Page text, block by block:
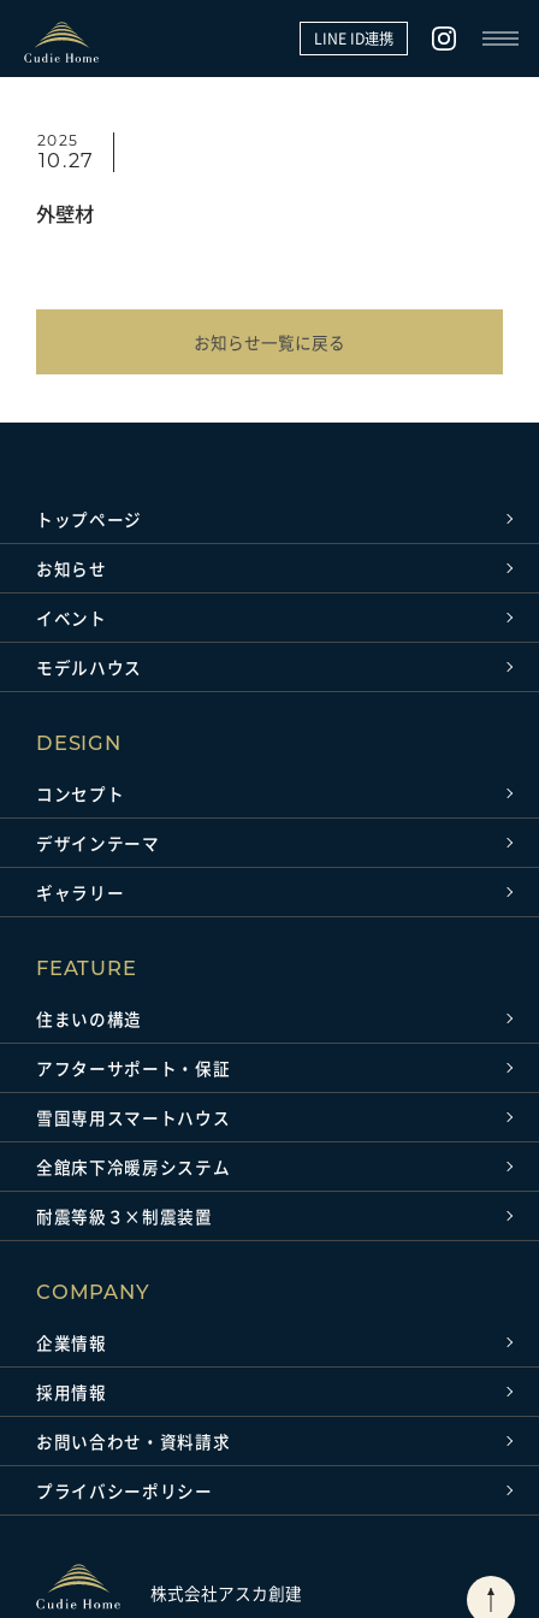
LINE ID連携
2025
10.27
外壁材
お知らせ一覧に戻る
トップページ
お知らせ
イベント
モデルハウス
DESIGN
コンセプト
デザインテーマ
ギャラリー
FEATURE
住まいの構造
アフターサポート・保証
雪国専用スマートハウス
全館床下冷暖房システム
耐震等級３×制震装置
COMPANY
企業情報
採用情報
お問い合わせ・資料請求
プライバシーポリシー
株式会社アスカ創建